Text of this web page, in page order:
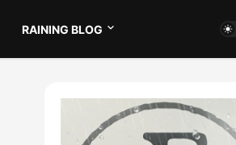
RAINING BLOG